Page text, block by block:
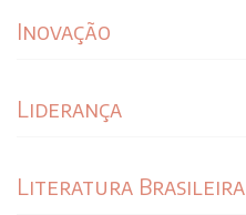
Inovação
Liderança
Literatura Brasileira